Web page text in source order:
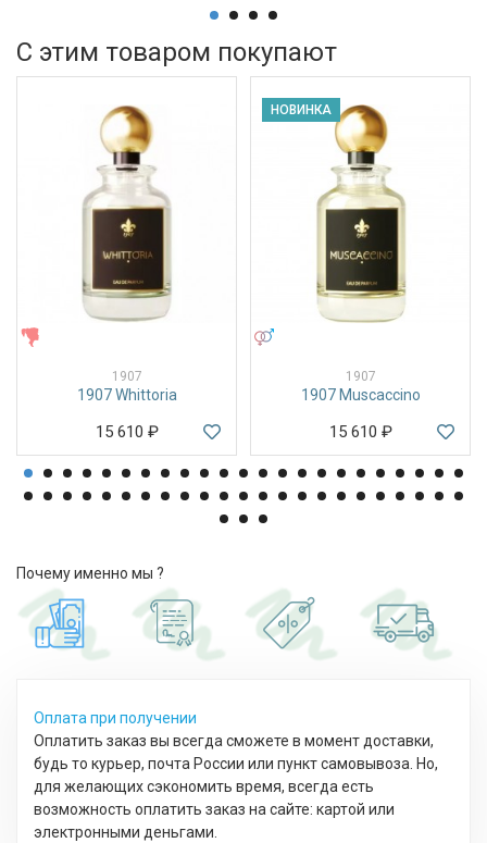
С этим товаром покупают
1907
1907 Whittoria
15 610 ₽
НОВИНКА
1907
1907 Muscaccino
15 610 ₽
Почему именно мы ?
Оплата при получении
Оплатить заказ вы всегда сможете в момент доставки,
будь то курьер, почта России или пункт самовывоза. Но,
для желающих сэкономить время, всегда есть
возможность оплатить заказ на сайте: картой или
электронными деньгами.